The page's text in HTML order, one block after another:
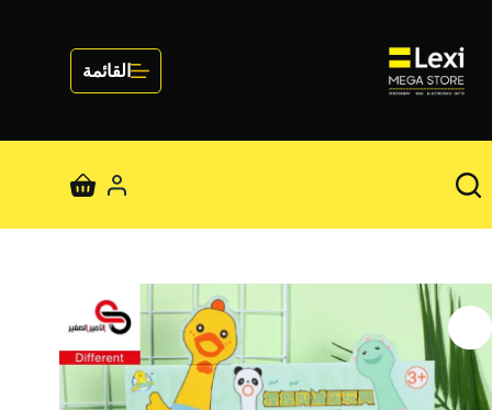
المحتوى
القائمة
عربة